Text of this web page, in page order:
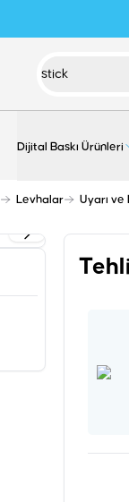
Dijital Baskı Ürünleri
Levhalar Uyarı ve